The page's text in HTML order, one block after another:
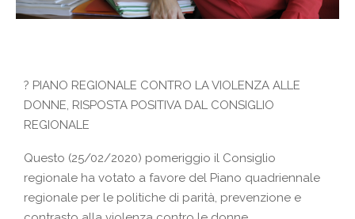
? PIANO REGIONALE CONTRO LA VIOLENZA ALLE
DONNE, RISPOSTA POSITIVA DAL CONSIGLIO
REGIONALE
Questo (25/02/2020) pomeriggio il Consiglio
regionale ha votato a favore del Piano quadriennale
regionale per le politiche di parità, prevenzione e